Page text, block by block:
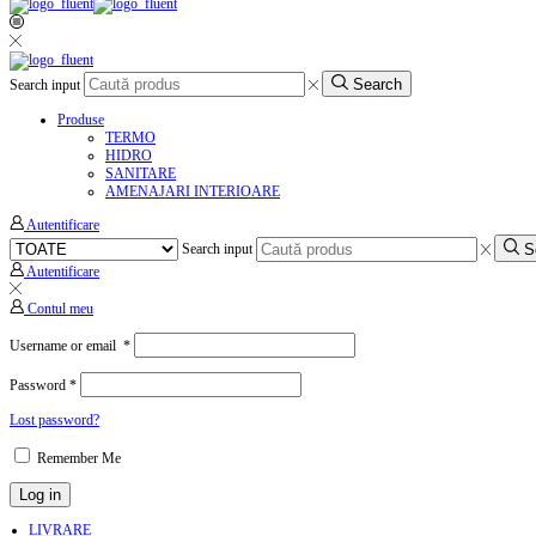
Search input Search
Produse
TERMO
HIDRO
SANITARE
AMENAJARI INTERIOARE
Autentificare
Search input
Autentificare
Contul meu
Username or email *
Password *
Lost password?
Remember Me
Log in
LIVRARE